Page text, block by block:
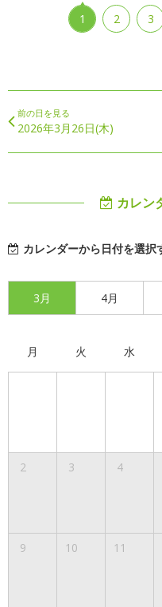
1 2 3
前の日を見る
2026年3月26日(木)
カレン
カレンダーから日付を選択
3月 4月
月 火 水
2 3 4
9 10 11